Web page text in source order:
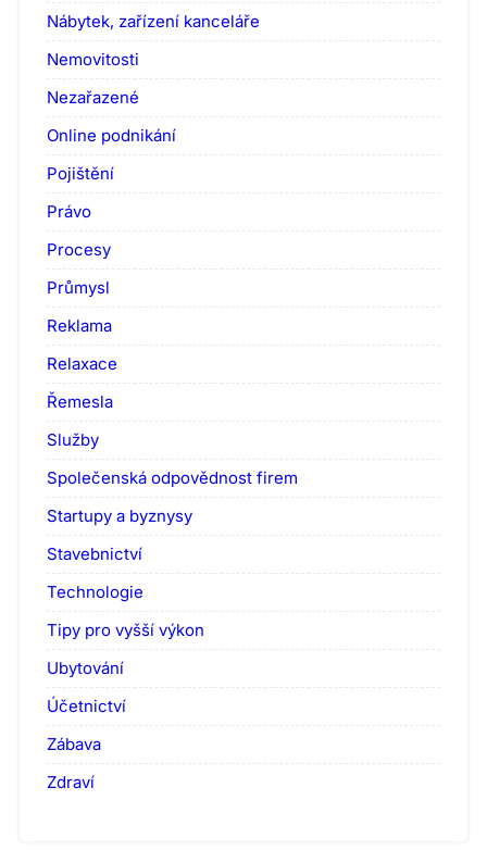
Nábytek, zařízení kanceláře
Nemovitosti
Nezařazené
Online podnikání
Pojištění
Právo
Procesy
Průmysl
Reklama
Relaxace
Řemesla
Služby
Společenská odpovědnost firem
Startupy a byznysy
Stavebnictví
Technologie
Tipy pro vyšší výkon
Ubytování
Účetnictví
Zábava
Zdraví